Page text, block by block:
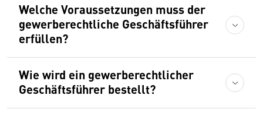
Welche Voraussetzungen muss der
gewerberechtliche Geschäftsführer
erfüllen?
Wie wird ein gewerberechtlicher
Geschäftsführer bestellt?